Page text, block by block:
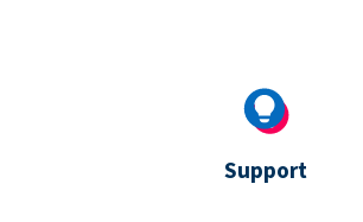
Support